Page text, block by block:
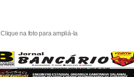
Clique na foto para ampliá-la